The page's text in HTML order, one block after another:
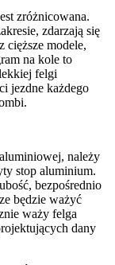
zróżnicowana.
zdarzają się
cięższe modele,
na kole to
felgi
jezdne każdego
należy
stop aluminium.
bezpośrednio
będzie ważyć
waży felga
dany